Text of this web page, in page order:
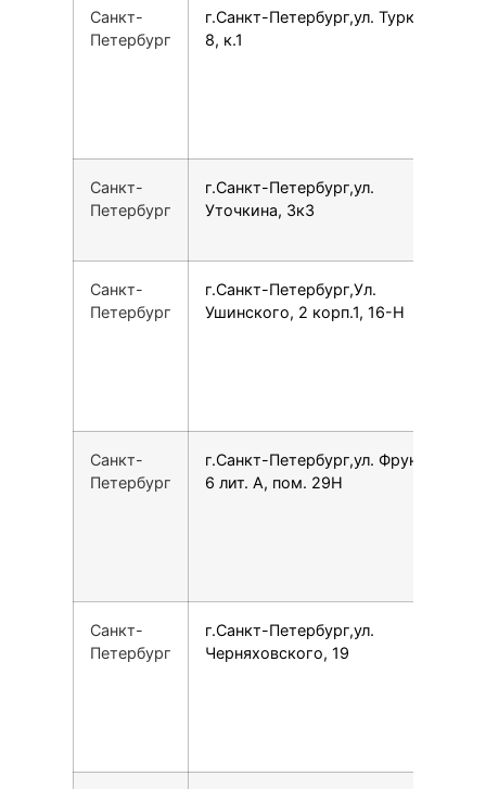
Санкт-
Петербург
г.Санкт-Петербург,ул. Турку,
8, к.1
Санкт-
Петербург
г.Санкт-Петербург,ул.
Уточкина, 3к3
Санкт-
Петербург
г.Санкт-Петербург,Ул.
Ушинского, 2 корп.1, 16-Н
Санкт-
Петербург
г.Санкт-Петербург,ул. Фрунзе,
6 лит. А, пом. 29Н
Санкт-
Петербург
г.Санкт-Петербург,ул.
Черняховского, 19